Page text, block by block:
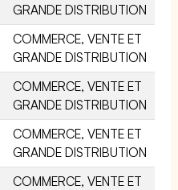
GRANDE DISTRIBUTION
COMMERCE, VENTE ET
GRANDE DISTRIBUTION
COMMERCE, VENTE ET
GRANDE DISTRIBUTION
COMMERCE, VENTE ET
GRANDE DISTRIBUTION
COMMERCE, VENTE ET